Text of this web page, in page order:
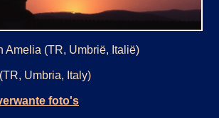
Amelia (TR, Umbrië, Italië)
Umbria, Italy)
foto's